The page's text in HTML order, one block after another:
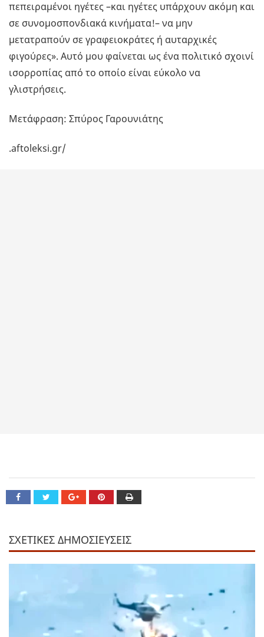
πεπειραμένοι ηγέτες –και ηγέτες υπάρχουν ακόμη και
σε συνομοσπονδιακά κινήματα!– να μην
μετατραπούν σε γραφειοκράτες ή αυταρχικές
φιγούρες». Αυτό μου φαίνεται ως ένα πολιτικό σχοινί
ισορροπίας από το οποίο είναι εύκολο να
γλιστρήσεις.
Μετάφραση: Σπύρος Γαρουνιάτης
.aftoleksi.gr/
ΣΧΕΤΙΚΕΣ ΔΗΜΟΣΙΕΥΣΕΙΣ